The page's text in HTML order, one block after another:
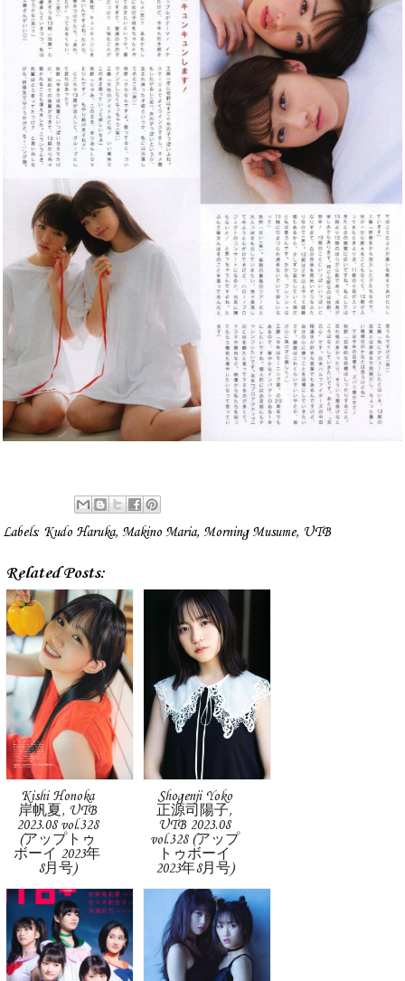
Labels: Kudo Haruka, Makino Maria, Morning Musume, UTB
Related Posts:
Kishi Honoka
岸帆夏, UTB
2023.08 vol.328
(アップトゥ
ボーイ 2023年
8月号)
Shogenji Yoko
正源司陽子,
UTB 2023.08
vol.328 (アップ
トゥボーイ
2023年8月号)